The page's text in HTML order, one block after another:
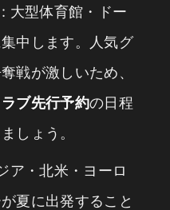
: 大型体育館・ドー
中します。人気グ
戦が激しいため、
ブ先行予約の日程
しょう。
ア・北米・ヨーロ
夏に出発すること